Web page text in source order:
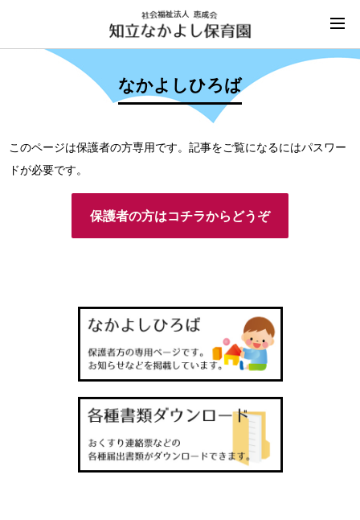
なかよしひろば
このページは保護者の方専用です。記事をご覧になるにはパスワー
ドが必要です。
保護者の方はコチラからどうぞ